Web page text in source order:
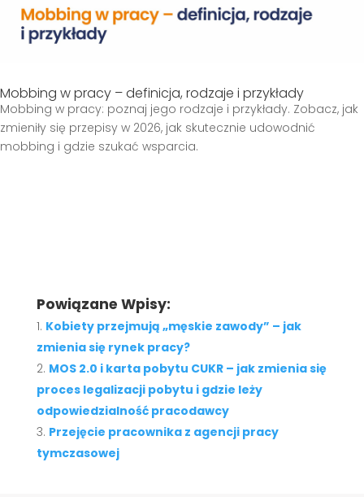
Mobbing w pracy – definicja, rodzaje i przykłady
Mobbing w pracy: poznaj jego rodzaje i przykłady. Zobacz, jak
zmieniły się przepisy w 2026, jak skutecznie udowodnić
mobbing i gdzie szukać wsparcia.
Powiązane Wpisy:
Kobiety przejmują „męskie zawody” – jak
zmienia się rynek pracy?
MOS 2.0 i karta pobytu CUKR – jak zmienia się
proces legalizacji pobytu i gdzie leży
odpowiedzialność pracodawcy
Przejęcie pracownika z agencji pracy
tymczasowej